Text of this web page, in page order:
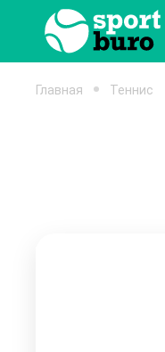
Главная Теннис